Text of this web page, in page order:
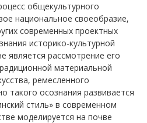
общекультурного
национальное своеобразие,
современных проектных
историко-культурной
является рассмотрение его
материальной
ремесленного
такого осознания развивается
стиль» в современном
моделируется на почве